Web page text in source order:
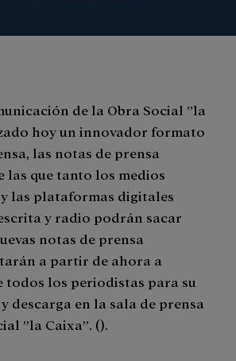
de la Obra Social ”la
hoy un innovador formato
las notas de prensa
las que tanto los medios
las plataformas digitales
y radio podrán sacar
notas de prensa
a partir de ahora a
todos los periodistas para su
descarga en la sala de prensa
”la Caixa”. ().